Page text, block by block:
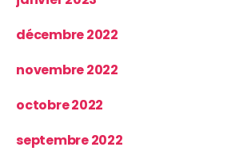
décembre 2022
novembre 2022
octobre 2022
septembre 2022